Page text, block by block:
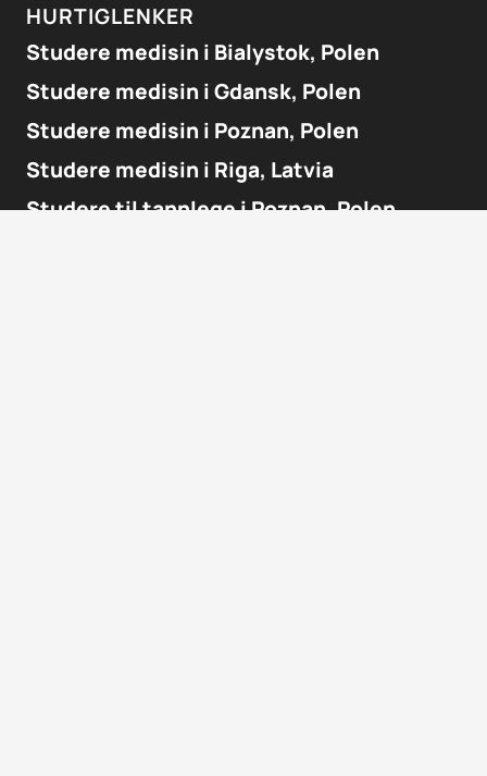
HURTIGLENKER
Studere medisin i Bialystok, Polen
​Studere medisin i Gdansk, Polen
Studere medisin i Poznan, Polen
Studere medisin i Riga, Latvia
Studere til tannlege i Poznan, Polen